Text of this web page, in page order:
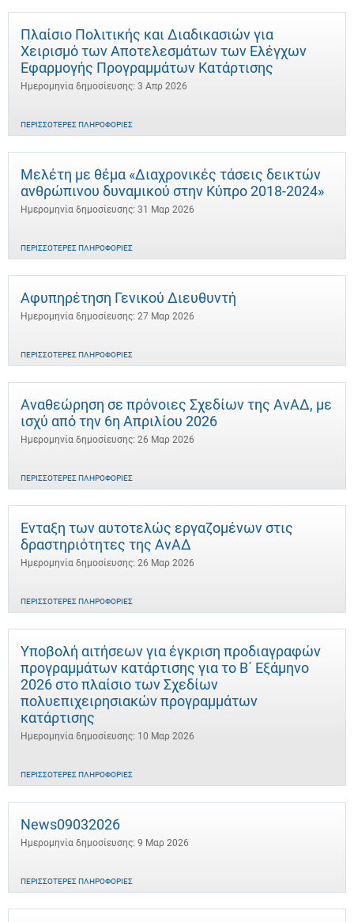
Πλαίσιο Πολιτικής και Διαδικασιών για
Χειρισμό των Αποτελεσμάτων των Ελέγχων
Εφαρμογής Προγραμμάτων Κατάρτισης
Ημερομηνία δημοσίευσης: 3 Απρ 2026
ΠΕΡΙΣΣΌΤΕΡΕΣ ΠΛΗΡΟΦΟΡΊΕΣ
Μελέτη με θέμα «Διαχρονικές τάσεις δεικτών
ανθρώπινου δυναμικού στην Κύπρο 2018-2024»
Ημερομηνία δημοσίευσης: 31 Μαρ 2026
ΠΕΡΙΣΣΌΤΕΡΕΣ ΠΛΗΡΟΦΟΡΊΕΣ
Αφυπηρέτηση Γενικού Διευθυντή
Ημερομηνία δημοσίευσης: 27 Μαρ 2026
ΠΕΡΙΣΣΌΤΕΡΕΣ ΠΛΗΡΟΦΟΡΊΕΣ
Αναθεώρηση σε πρόνοιες Σχεδίων της ΑνΑΔ, με
ισχύ από την 6η Απριλίου 2026
Ημερομηνία δημοσίευσης: 26 Μαρ 2026
ΠΕΡΙΣΣΌΤΕΡΕΣ ΠΛΗΡΟΦΟΡΊΕΣ
Ένταξη των αυτοτελώς εργαζομένων στις
δραστηριότητες της ΑνΑΔ
Ημερομηνία δημοσίευσης: 26 Μαρ 2026
ΠΕΡΙΣΣΌΤΕΡΕΣ ΠΛΗΡΟΦΟΡΊΕΣ
Υποβολή αιτήσεων για έγκριση προδιαγραφών
προγραμμάτων κατάρτισης για το Β΄ Εξάμηνο
2026 στο πλαίσιο των Σχεδίων
πολυεπιχειρησιακών προγραμμάτων
κατάρτισης
Ημερομηνία δημοσίευσης: 10 Μαρ 2026
ΠΕΡΙΣΣΌΤΕΡΕΣ ΠΛΗΡΟΦΟΡΊΕΣ
News09032026
Ημερομηνία δημοσίευσης: 9 Μαρ 2026
ΠΕΡΙΣΣΌΤΕΡΕΣ ΠΛΗΡΟΦΟΡΊΕΣ